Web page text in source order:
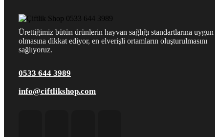
Ürettiğimiz bütün ürünlerin hayvan sağlığı standartlarına uygun
olmasına dikkat ediyor, en elverişli ortamların oluşturulmasını
sağlıyoruz.
0533 644 3989
info@ciftlikshop.com